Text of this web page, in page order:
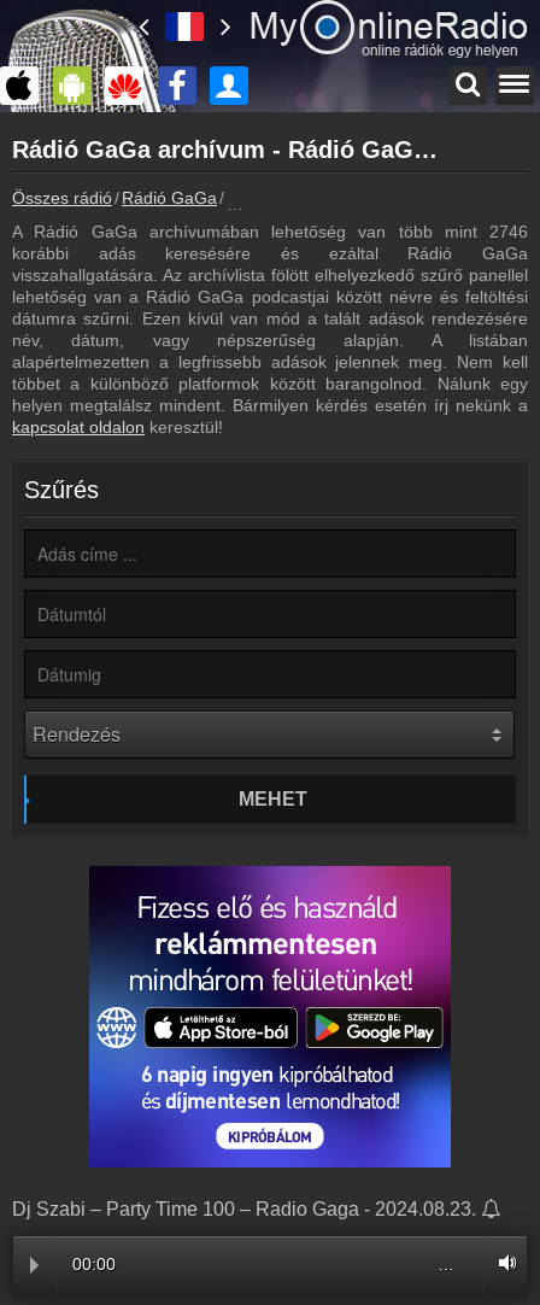
myonlineradio.hu
Rádió GaGa
Vissza a Rádió GaGa oldalára
Bejelentkezés
Hozz létre saját fiókot!
Most szól
Tudd meg mi szólt eddig
Frekvenciák
Rádió GaGa frekvencia
Műsorújság
Hírek
Rádió GaGa kapcsolatos hírek
Kapcsolat
Írj nekünk!
Rádiós partnerek
Ágyazd be weboldaladba
Online rádió készítés
Készítés lépésről lépésre
Rádió GaGa archívum - Rádió GaGa podcasts - Rádió GaGa visszahallgatás
Összes rádió Rádió GaGa
A Rádió GaGa archívumában lehetőség van több mint 2746
korábbi adás keresésére és ezáltal Rádió GaGa
visszahallgatására. Az archívlista fölött elhelyezkedő szűrő panellel
lehetőség van a Rádió GaGa podcastjai között névre és feltöltési
dátumra szűrni. Ezen kívül van mód a talált adások rendezésére
név, dátum, vagy népszerűség alapján. A listában
alapértelmezetten a legfrissebb adások jelennek meg. Nem kell
többet a különböző platformok között barangolnod. Nálunk egy
helyen megtalálsz mindent. Bármilyen kérdés esetén írj nekünk a
kapcsolat oldalon keresztül!
Szűrés
MEHET
Dj Szabi – Party Time 100 – Radio Gaga - 2024.08.23.
00:00